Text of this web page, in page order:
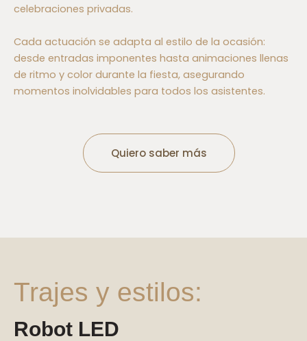
celebraciones privadas.
Cada actuación se adapta al estilo de la ocasión:
desde entradas imponentes hasta animaciones llenas
de ritmo y color durante la fiesta, asegurando
momentos inolvidables para todos los asistentes.
Quiero saber más
Trajes y estilos:
Robot LED